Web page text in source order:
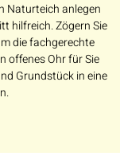
Naturteich anlegen
hilfreich. Zögern Sie
die fachgerechte
offenes Ohr für Sie
Grundstück in eine